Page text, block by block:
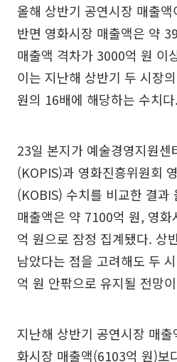
올해 상반기 공연시장 매출
반면 영화시장 매출액은 약
매출액 격차가 3000억 원 이
이는 지난해 상반기 두 시장
원의 16배에 해당하는 수치다.
23일 본지가 예술경영지원센
(KOPIS)과 영화진흥위원회
(KOBIS) 수치를 비교한 결과
매출액은 약 7100억 원, 영
억 원으로 잠정 집계됐다. 상
남았다는 점을 고려해도 두
억 원 안팎으로 유지될 전망
지난해 상반기 공연시장 매
화시장 매출액(6103억 원)보